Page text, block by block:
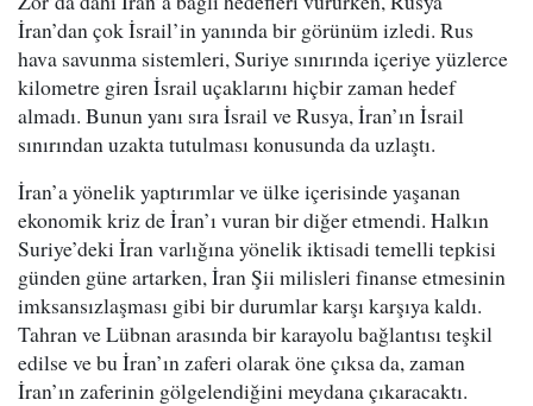
İran’dan çok İsrail’in yanında bir görünüm izledi. Rus
hava savunma sistemleri, Suriye sınırında içeriye yüzlerce
kilometre giren İsrail uçaklarını hiçbir zaman hedef
almadı. Bunun yanı sıra İsrail ve Rusya, İran’ın İsrail
sınırından uzakta tutulması konusunda da uzlaştı.
İran’a yönelik yaptırımlar ve ülke içerisinde yaşanan
ekonomik kriz de İran’ı vuran bir diğer etmendi. Halkın
Suriye’deki İran varlığına yönelik iktisadi temelli tepkisi
günden güne artarken, İran Şii milisleri finanse etmesinin
imksansızlaşması gibi bir durumlar karşı karşıya kaldı.
Tahran ve Lübnan arasında bir karayolu bağlantısı teşkil
edilse ve bu İran’ın zaferi olarak öne çıksa da, zaman
İran’ın zaferinin gölgelendiğini meydana çıkaracaktı.